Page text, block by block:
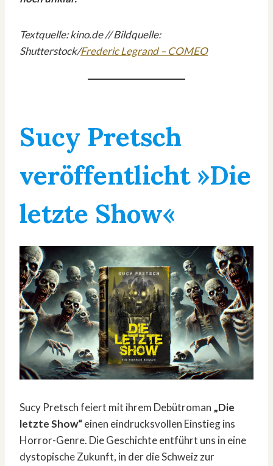
Textquelle: kino.de // Bildquelle:
Shutterstock/Frederic Legrand – COMEO
Sucy Pretsch
veröffentlicht »Die
letzte Show«
Sucy Pretsch feiert mit ihrem Debütroman „Die
letzte Show“einen eindrucksvollen Einstieg ins
Horror-Genre. Die Geschichte entführt uns in eine
dystopische Zukunft, in der die Schweiz zur